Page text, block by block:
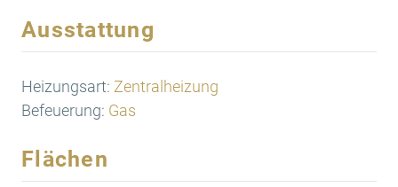
Ausstattung
Heizungsart: Zentralheizung
Befeuerung: Gas
Flächen